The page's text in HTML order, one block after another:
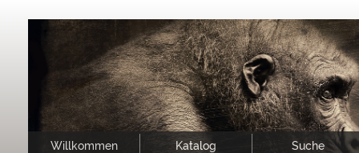
Willkommen Katalog Suche